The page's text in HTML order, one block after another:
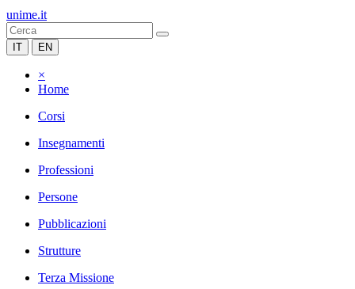
unime.it
IT EN
×
Home
Corsi
Insegnamenti
Professioni
Persone
Pubblicazioni
Strutture
Terza Missione